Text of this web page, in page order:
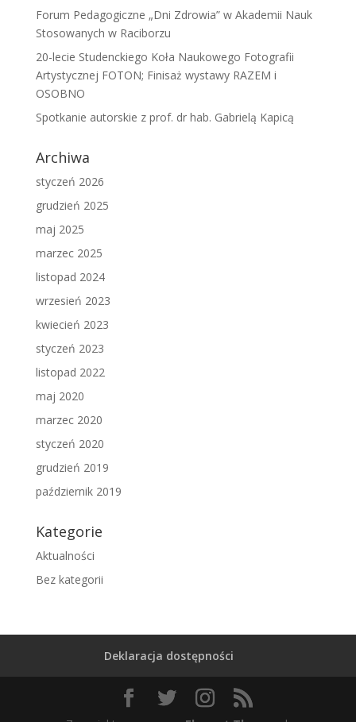
Forum Pedagogiczne „Dni Zdrowia” w Akademii Nauk
Stosowanych w Raciborzu
20-lecie Studenckiego Koła Naukowego Fotografii
Artystycznej FOTON; Finisaż wystawy RAZEM i
OSOBNO
Spotkanie autorskie z prof. dr hab. Gabrielą Kapicą
Archiwa
styczeń 2026
grudzień 2025
maj 2025
marzec 2025
listopad 2024
wrzesień 2023
kwiecień 2023
styczeń 2023
listopad 2022
maj 2020
marzec 2020
styczeń 2020
grudzień 2019
październik 2019
Kategorie
Aktualności
Bez kategorii
Deklaracja dostępności